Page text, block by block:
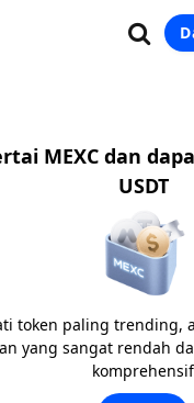
MEXC dan
USDT
token paling trending,
yang sangat rendah
komprehensif